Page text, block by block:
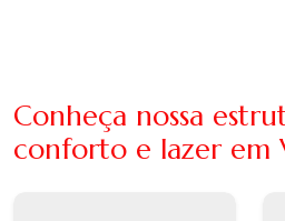
Conheça nossa
conforto e lazer em